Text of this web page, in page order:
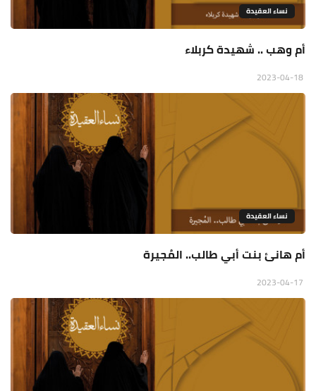
نساء العقيدة
أم وهب .. شهيدة كربلاء
نساء العقيدة
أم هانئ بنت أبي طالب.. المُجيرة